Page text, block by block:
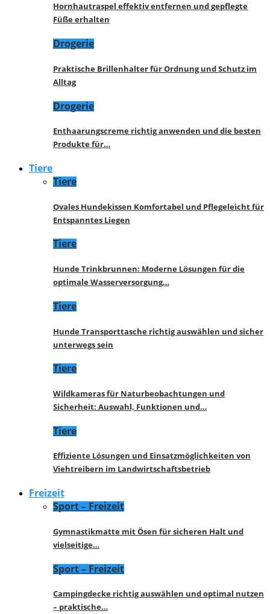
Hornhautraspel effektiv entfernen und gepflegte
Füße erhalten
Drogerie
Praktische Brillenhalter für Ordnung und Schutz im
Alltag
Drogerie
Enthaarungscreme richtig anwenden und die besten
Produkte für…
Tiere
Tiere
Ovales Hundekissen Komfortabel und Pflegeleicht für
Entspanntes Liegen
Tiere
Hunde Trinkbrunnen: Moderne Lösungen für die
optimale Wasserversorgung…
Tiere
Hunde Transporttasche richtig auswählen und sicher
unterwegs sein
Tiere
Wildkameras für Naturbeobachtungen und
Sicherheit: Auswahl, Funktionen und…
Tiere
Effiziente Lösungen und Einsatzmöglichkeiten von
Viehtreibern im Landwirtschaftsbetrieb
Freizeit
Sport – Freizeit
Gymnastikmatte mit Ösen für sicheren Halt und
vielseitige…
Sport – Freizeit
Campingdecke richtig auswählen und optimal nutzen
– praktische…